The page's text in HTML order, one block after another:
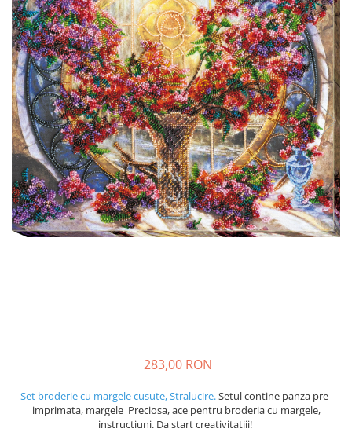
283,00 RON
Set broderie cu margele cusute, Stralucire.Setul contine panza pre-
imprimata, margele Preciosa, ace pentru broderia cu margele,
instructiuni. Da start creativitatiii!